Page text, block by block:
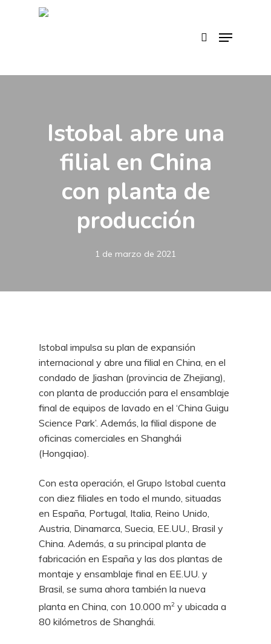
Menu
Istobal abre una
filial en China
con planta de
producción
1 de marzo de 2021
Istobal impulsa su plan de expansión
internacional y abre una filial en China, en el
condado de Jiashan (provincia de Zhejiang),
con planta de producción para el ensamblaje
final de equipos de lavado en el ‘China Guigu
Science Park’. Además, la filial dispone de
oficinas comerciales en Shanghái
(Hongqiao).
Con esta operación, el Grupo Istobal cuenta
con diez filiales en todo el mundo, situadas
en España, Portugal, Italia, Reino Unido,
Austria, Dinamarca, Suecia, EE.UU., Brasil y
China. Además, a su principal planta de
fabricación en España y las dos plantas de
montaje y ensamblaje final en EE.UU. y
Brasil, se suma ahora también la nueva
planta en China, con 10.000 m2 y ubicada a
80 kilómetros de Shanghái.